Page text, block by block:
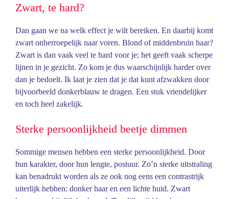
Zwart, te hard?
Dan gaan we na welk effect je wilt bereiken. En daarbij komt
zwart onherroepelijk naar voren. Blond of middenbruin haar?
Zwart is dan vaak veel te hard voor je; het geeft vaak scherpe
lijnen in je gezicht. Zo kom je dus waarschijnlijk harder over
dan je bedoelt. Ik laat je zien dat je dat kunt afzwakken door
bijvoorbeeld donkerblauw te dragen. Een stuk vriendelijker
en toch heel zakelijk.
Sterke persoonlijkheid beetje dimmen
Sommige mensen hebben een sterke persoonlijkheid. Door
hun karakter, door hun lengte, postuur. Zo’n sterke uitstraling
kan benadrukt worden als ze ook nog eens een contrastrijk
uiterlijk hebben: donker haar en een lichte huid. Zwart